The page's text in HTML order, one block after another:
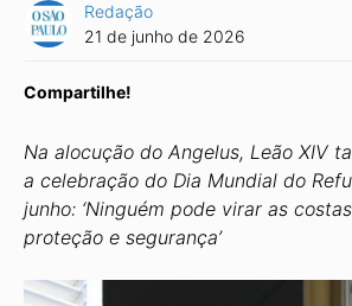
Redação
21 de junho de 2026
Compartilhe!
Na alocução do Angelus, Leão XIV
a celebração do Dia Mundial do
junho: ‘Ninguém pode virar as
proteção e segurança’